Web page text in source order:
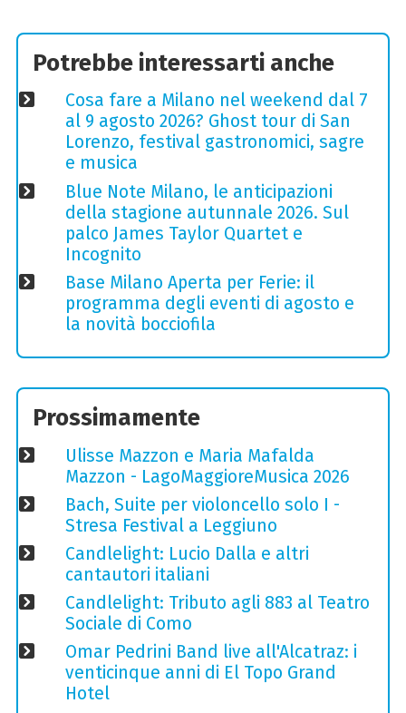
Potrebbe interessarti anche
Cosa fare a Milano nel weekend dal 7
al 9 agosto 2026? Ghost tour di San
Lorenzo, festival gastronomici, sagre
e musica
Blue Note Milano, le anticipazioni
della stagione autunnale 2026. Sul
palco James Taylor Quartet e
Incognito
Base Milano Aperta per Ferie: il
programma degli eventi di agosto e
la novità bocciofila
Prossimamente
Ulisse Mazzon e Maria Mafalda
Mazzon - LagoMaggioreMusica 2026
Bach, Suite per violoncello solo I -
Stresa Festival a Leggiuno
Candlelight: Lucio Dalla e altri
cantautori italiani
Candlelight: Tributo agli 883 al Teatro
Sociale di Como
Omar Pedrini Band live all'Alcatraz: i
venticinque anni di El Topo Grand
Hotel